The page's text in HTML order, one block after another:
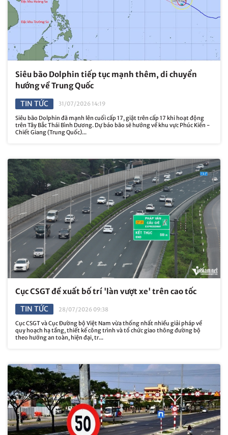
Siêu bão Dolphin tiếp tục mạnh thêm, di chuyển
hướng về Trung Quốc
TIN TỨC
31/07/2026 14:19
Siêu bão Dolphin đã mạnh lên cuối cấp 17, giật trên cấp 17 khi hoạt động
trên Tây Bắc Thái Bình Dương. Dự báo bão sẽ hướng về khu vực Phúc Kiến -
Chiết Giang (Trung Quốc)...
Cục CSGT đề xuất bố trí 'làn vượt xe' trên cao tốc
TIN TỨC
28/07/2026 09:38
Cục CSGT và Cục Đường bộ Việt Nam vừa thống nhất nhiều giải pháp về
quy hoạch hạ tầng, thiết kế công trình và tổ chức giao thông đường bộ
theo hướng an toàn, hiện đại, tr...